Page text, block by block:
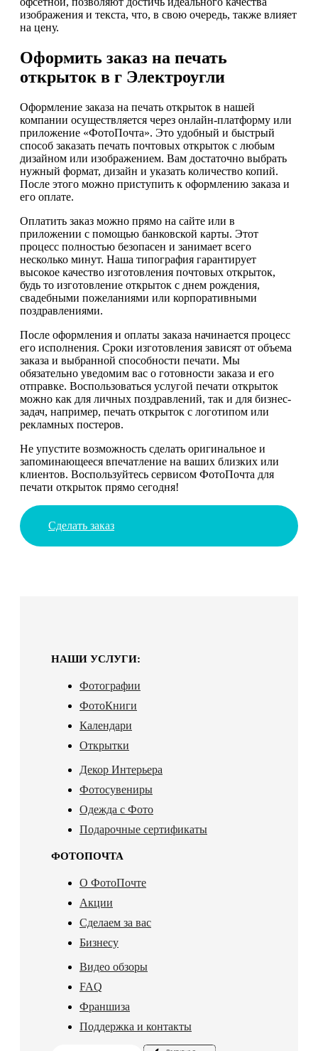
изображения и текста, что, в свою очередь, также влияет
на цену.
Оформить заказ на печать
открыток в г Электроугли
Оформление заказа на печать открыток в нашей
компании осуществляется через онлайн-платформу или
приложение «ФотоПочта». Это удобный и быстрый
способ заказать печать почтовых открыток с любым
дизайном или изображением. Вам достаточно выбрать
нужный формат, дизайн и указать количество копий.
После этого можно приступить к оформлению заказа и
его оплате.
Оплатить заказ можно прямо на сайте или в
приложении с помощью банковской карты. Этот
процесс полностью безопасен и занимает всего
несколько минут. Наша типография гарантирует
высокое качество изготовления почтовых открыток,
будь то изготовление открыток с днем рождения,
свадебными пожеланиями или корпоративными
поздравлениями.
После оформления и оплаты заказа начинается процесс
его исполнения. Сроки изготовления зависят от объема
заказа и выбранной способности печати. Мы
обязательно уведомим вас о готовности заказа и его
отправке. Воспользоваться услугой печати открыток
можно как для личных поздравлений, так и для бизнес-
задач, например, печать открыток с логотипом или
рекламных постеров.
Не упустите возможность сделать оригинальное и
запоминающееся впечатление на ваших близких или
клиентов. Воспользуйтесь сервисом ФотоПочта для
печати открыток прямо сегодня!
Сделать заказ
НАШИ УСЛУГИ:
Фотографии
ФотоКниги
Календари
Открытки
Декор Интерьера
Фотосувениры
Одежда с Фото
Подарочные сертификаты
ФОТОПОЧТА
О ФотоПочте
Акции
Сделаем за вас
Бизнесу
Видео обзоры
FAQ
Франшиза
Поддержка и контакты